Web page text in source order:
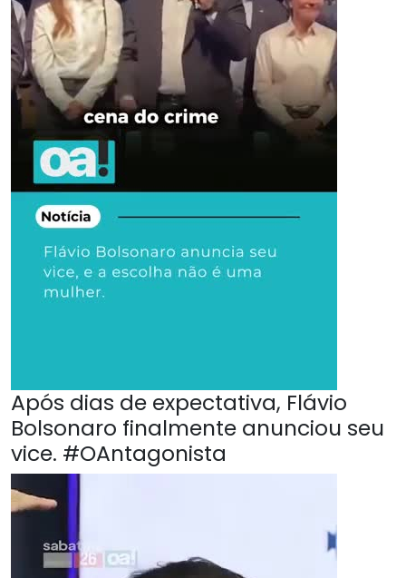
Após dias de expectativa, Flávio
Bolsonaro finalmente anunciou seu
vice. #OAntagonista